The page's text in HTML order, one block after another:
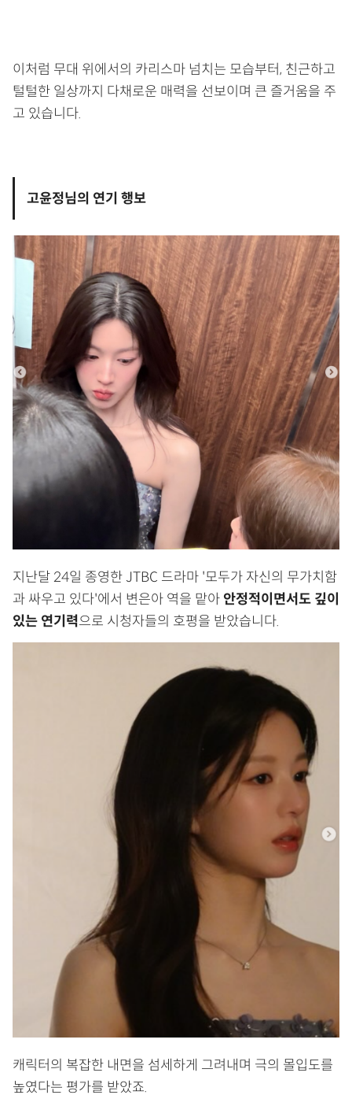
이처럼 무대 위에서의 카리스마 넘치는 모습부터, 친근하고
털털한 일상까지 다채로운 매력을 선보이며 큰 즐거움을 주
고 있습니다.
고윤정님의 연기 행보
지난달 24일 종영한 JTBC 드라마 '모두가 자신의 무가치함
과 싸우고 있다'에서 변은아 역을 맡아 안정적이면서도 깊이
있는 연기력으로 시청자들의 호평을 받았습니다.
캐릭터의 복잡한 내면을 섬세하게 그려내며 극의 몰입도를
높였다는 평가를 받았죠.